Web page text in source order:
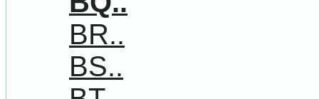
BR..
BS..